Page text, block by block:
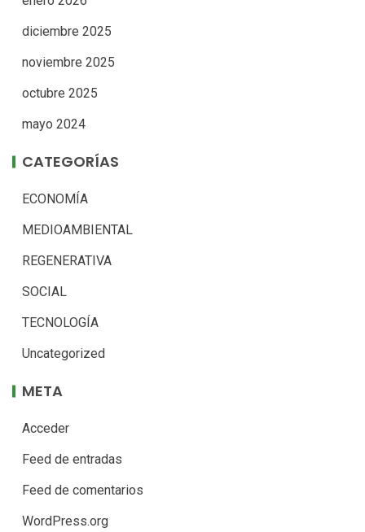
diciembre 2025
noviembre 2025
octubre 2025
mayo 2024
CATEGORÍAS
ECONOMÍA
MEDIOAMBIENTAL
REGENERATIVA
SOCIAL
TECNOLOGÍA
Uncategorized
META
Acceder
Feed de entradas
Feed de comentarios
WordPress.org